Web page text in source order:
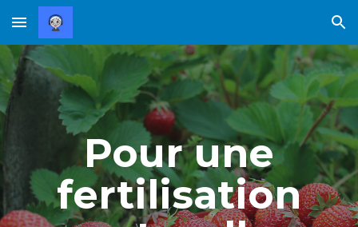
Skip to main content Skip to navigation
Pour une
fertilisation